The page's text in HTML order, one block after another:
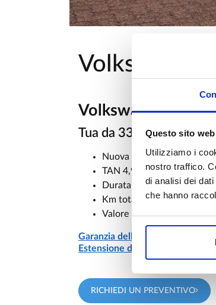
Questo sito
Utilizziamo i
nostro traffico.
di analisi dei
che hanno
Volkswagen
Volkswagen ID.3
Tua da 339 € al mese
Nuova ID.3 Life 52 kWh
TAN 4,99% TAEG 5,90%
Durata: 48 mesi | Anticipo:
Km totali: 40.000
Valore Futuro Garantito:
Garanzia della batteria per 8
Estensione di garanzia Extra
RICHIEDI UN PREVENTIVO